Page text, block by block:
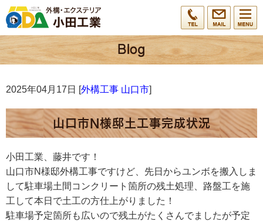
2025年04月17日 [外構工事 山口市]
山口市N様邸土工事完成状況
小田工業、藤井です！
山口市N様邸外構工事ですけど、先日からユンボを搬入しま
して駐車場土間コンクリート箇所の残土処理、路盤工を施
工して本日で土工の方仕上がりました！
駐車場予定箇所も広いので残土がたくさんでましたが予定